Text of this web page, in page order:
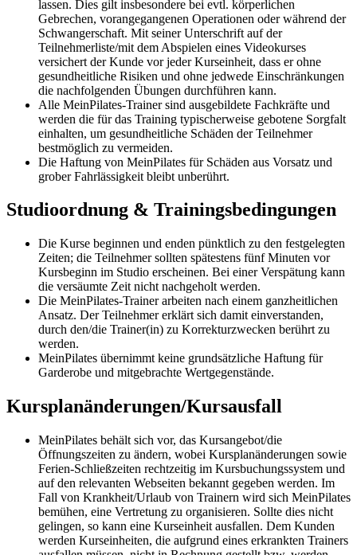
lassen. Dies gilt insbesondere bei evtl. körperlichen
Gebrechen, vorangegangenen Operationen oder während der
Schwangerschaft. Mit seiner Unterschrift auf der
Teilnehmerliste/mit dem Abspielen eines Videokurses
versichert der Kunde vor jeder Kurseinheit, dass er ohne
gesundheitliche Risiken und ohne jedwede Einschränkungen
die nachfolgenden Übungen durchführen kann.
Alle MeinPilates-Trainer sind ausgebildete Fachkräfte und
werden die für das Training typischerweise gebotene Sorgfalt
einhalten, um gesundheitliche Schäden der Teilnehmer
bestmöglich zu vermeiden.
Die Haftung von MeinPilates für Schäden aus Vorsatz und
grober Fahrlässigkeit bleibt unberührt.
Studioordnung & Trainingsbedingungen
Die Kurse beginnen und enden pünktlich zu den festgelegten
Zeiten; die Teilnehmer sollten spätestens fünf Minuten vor
Kursbeginn im Studio erscheinen. Bei einer Verspätung kann
die versäumte Zeit nicht nachgeholt werden.
Die MeinPilates-Trainer arbeiten nach einem ganzheitlichen
Ansatz. Der Teilnehmer erklärt sich damit einverstanden,
durch den/die Trainer(in) zu Korrekturzwecken berührt zu
werden.
MeinPilates übernimmt keine grundsätzliche Haftung für
Garderobe und mitgebrachte Wertgegenstände.
Kursplanänderungen/Kursausfall
MeinPilates behält sich vor, das Kursangebot/die
Öffnungszeiten zu ändern, wobei Kursplanänderungen sowie
Ferien-Schließzeiten rechtzeitig im Kursbuchungssystem und
auf den relevanten Webseiten bekannt gegeben werden. Im
Fall von Krankheit/Urlaub von Trainern wird sich MeinPilates
bemühen, eine Vertretung zu organisieren. Sollte dies nicht
gelingen, so kann eine Kurseinheit ausfallen. Dem Kunden
werden Kurseinheiten, die aufgrund eines erkrankten Trainers